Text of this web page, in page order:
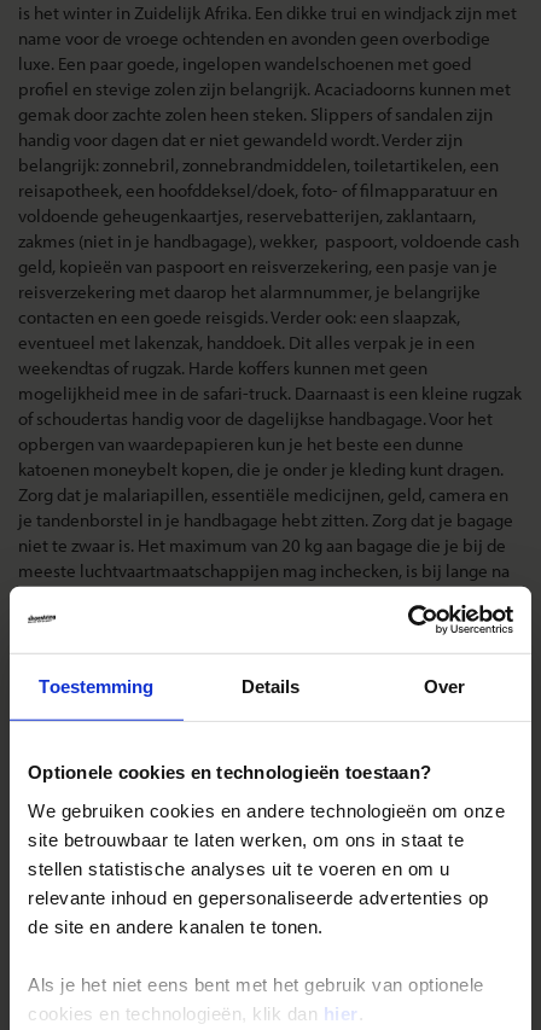
Toestemming Details Over
Optionele cookies en technologieën toestaan?
We gebruiken cookies en andere technologieën om onze
site betrouwbaar te laten werken, om ons in staat te
stellen statistische analyses uit te voeren en om u
relevante inhoud en gepersonaliseerde advertenties op
de site en andere kanalen te tonen.
Als je het niet eens bent met het gebruik van optionele
cookies en technologieën, klik dan hier
is het winter in Zuidelijk Afrika. Een dikke trui en windjack zijn met
name voor de vroege ochtenden en avonden geen overbodige
luxe. Een paar goede, ingelopen wandelschoenen met goed
profiel en stevige zolen zijn belangrijk. Acaciadoorns kunnen met
gemak door zachte zolen heen steken. Slippers of sandalen zijn
handig voor dagen dat er niet gewandeld wordt. Verder zijn
belangrijk: zonnebril, zonnebrandmiddelen, toiletartikelen, een
reisapotheek, een hoofddeksel/doek, foto- of filmapparatuur en
voldoende geheugenkaartjes, reservebatterijen, zaklantaarn,
zakmes (niet in je handbagage), wekker, paspoort, voldoende cash
geld, kopieën van paspoort en reisverzekering, een pasje van je
reisverzekering met daarop het alarmnummer, je belangrijke
contacten en een goede reisgids. Verder ook: een slaapzak,
eventueel met lakenzak, handdoek. Dit alles verpak je in een
weekendtas of rugzak. Harde koffers kunnen met geen
mogelijkheid mee in de safari-truck. Daarnaast is een kleine rugzak
of schoudertas handig voor de dagelijkse handbagage. Voor het
opbergen van waardepapieren kun je het beste een dunne
katoenen moneybelt kopen, die je onder je kleding kunt dragen.
Zorg dat je malariapillen, essentiële medicijnen, geld, camera en
je tandenborstel in je handbagage hebt zitten. Zorg dat je bagage
niet te zwaar is. Het maximum van 20 kg aan bagage die je bij de
meeste luchtvaartmaatschappijen mag inchecken, is bij lange na
doen indien je meerdere nachten ergens verblijft. We adviseren je
Reizen met Shoestring
De belangrijkste info op een rij
Duurzaam reizen